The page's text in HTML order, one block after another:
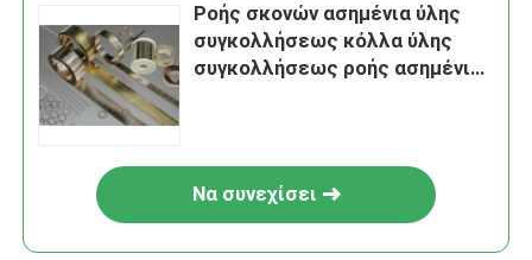
Ροής σκονών ασημένια ύλης
συγκολλήσεως κόλλα ύλης
συγκολλήσεως ροής ασημένια
Να συνεχίσει